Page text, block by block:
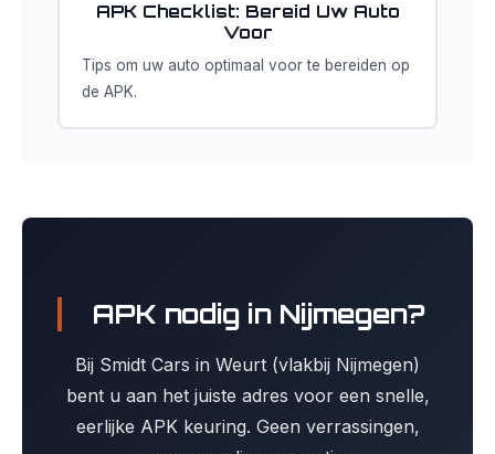
APK Checklist: Bereid Uw Auto
Voor
Tips om uw auto optimaal voor te bereiden op
de APK.
APK nodig in Nijmegen?
Bij Smidt Cars in Weurt (vlakbij Nijmegen)
bent u aan het juiste adres voor een snelle,
eerlijke APK keuring. Geen verrassingen,